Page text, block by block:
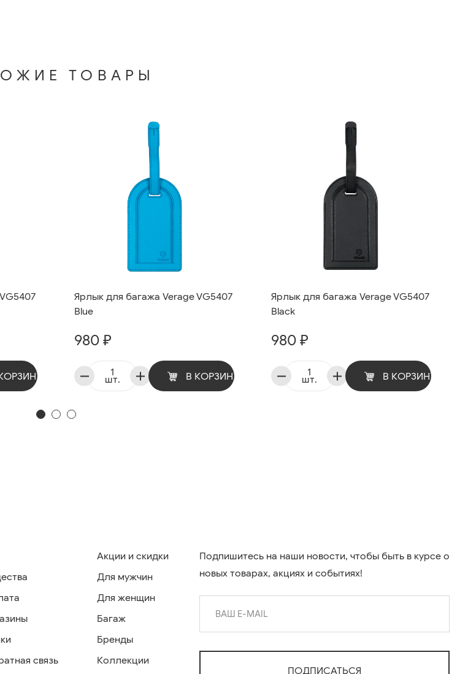
ТОВАРЫ
Ярлык для багажа Verage VG5407
Blue
980 ₽
шт. В КОРЗИНУ
Ярлык для багажа Verage VG5407
Black
980 ₽
шт. В КОРЗИНУ
связь
Акции и скидки
Для мужчин
Для женщин
Багаж
Бренды
Коллекции
Подпишитесь на наши новости, чтобы быть в курсе о
новых товарах, акциях и событиях!